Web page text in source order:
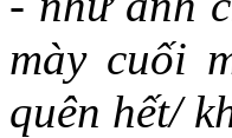
mày cuối
quên hết/